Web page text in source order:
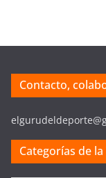
Contacto,
Categorías de la